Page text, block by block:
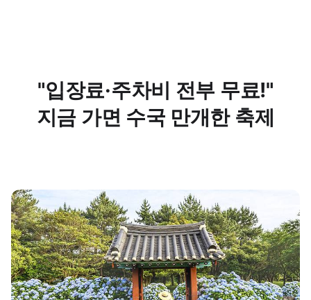
"입장료·주차비 전부 무료!"
지금 가면 수국 만개한 축제